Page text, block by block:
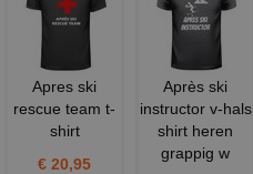
Apres ski
rescue team t-
shirt
€ 20,95
Après ski
instructor v-hals
shirt heren
grappig w